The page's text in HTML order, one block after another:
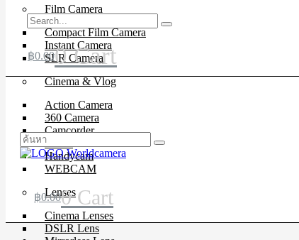
Film Camera
Compact Film Camera
Instant Camera
SLR Camera
Cinema & Vlog
Action Camera
360 Camera
Camcorder
Drone
Handycam
WEBCAM
Lenses
Cinema Lenses
DSLR Lens
฿0.000 Cart
฿0.000 Cart